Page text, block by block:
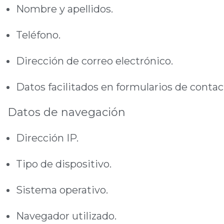
Nombre y apellidos.
Teléfono.
Dirección de correo electrónico.
Datos facilitados en formularios de
Datos de navegación
Dirección IP.
Tipo de dispositivo.
Sistema operativo.
Navegador utilizado.